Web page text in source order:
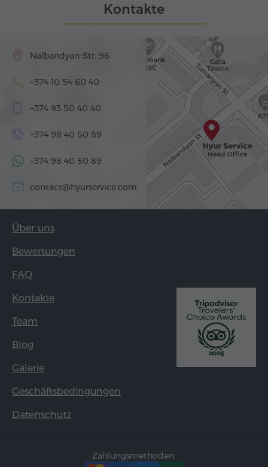
Kontakte
Nalbandyan-Str. 96
+374 10 54 60 40
+374 93 50 40 40
+374 98 40 50 89
+374 98 40 50 89
contact@hyurservice.com
Über uns
Bewertungen
FAQ
Kontakte
Team
Blog
Galerie
Geschäftsbedingungen
Datenschutz
Zahlungsmethoden: